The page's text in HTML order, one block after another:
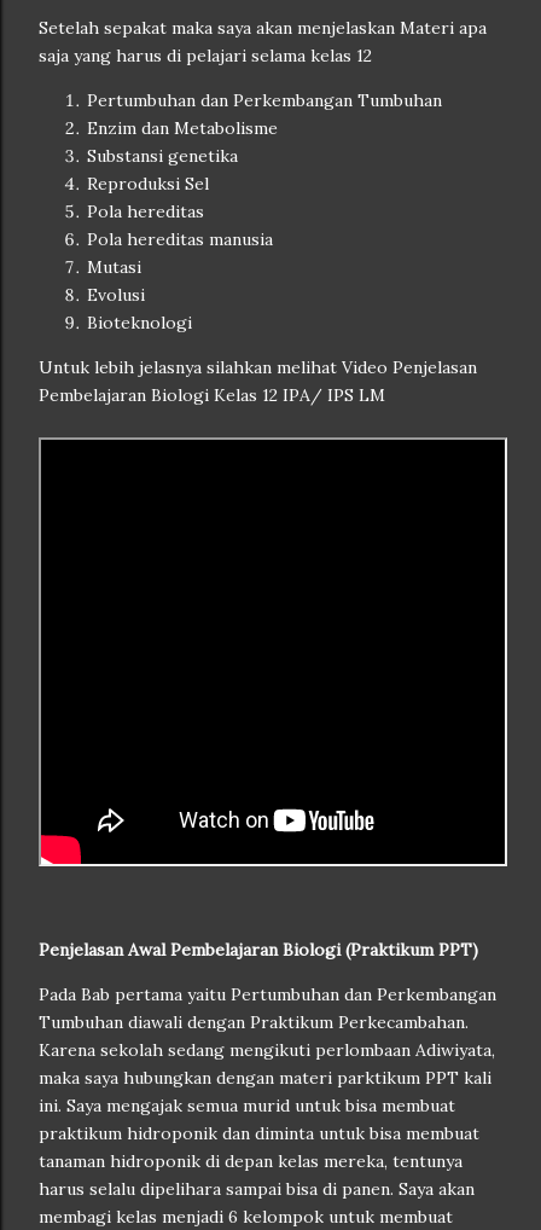
Setelah sepakat maka saya akan menjelaskan Materi apa
saja yang harus di pelajari selama kelas 12
Pertumbuhan dan Perkembangan Tumbuhan
Enzim dan Metabolisme
Substansi genetika
Reproduksi Sel
Pola hereditas
Pola hereditas manusia
Mutasi
Evolusi
Bioteknologi
Untuk lebih jelasnya silahkan melihat Video Penjelasan
Pembelajaran Biologi Kelas 12 IPA/ IPS LM
Penjelasan Awal Pembelajaran Biologi (Praktikum PPT)
Pada Bab pertama yaitu Pertumbuhan dan Perkembangan
Tumbuhan diawali dengan Praktikum Perkecambahan.
Karena sekolah sedang mengikuti perlombaan Adiwiyata,
maka saya hubungkan dengan materi parktikum PPT kali
ini. Saya mengajak semua murid untuk bisa membuat
praktikum hidroponik dan diminta untuk bisa membuat
tanaman hidroponik di depan kelas mereka, tentunya
harus selalu dipelihara sampai bisa di panen. Saya akan
membagi kelas menjadi 6 kelompok untuk membuat